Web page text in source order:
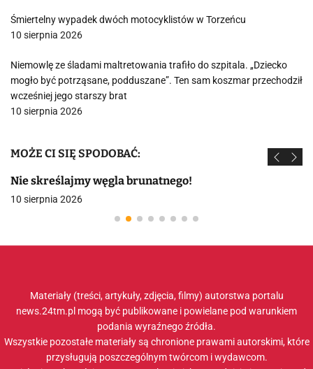
Śmiertelny wypadek dwóch motocyklistów w Torzeńcu
10 sierpnia 2026
Niemowlę ze śladami maltretowania trafiło do szpitala. „Dziecko
mogło być potrząsane, podduszane”. Ten sam koszmar przechodził
wcześniej jego starszy brat
10 sierpnia 2026
MOŻE CI SIĘ SPODOBAĆ:
Nie skreślajmy węgla brunatnego!
10 sierpnia 2026
Materiały (treści, artykuły, zdjęcia, filmy) autorstwa portalu
news.24tm.pl mogą być publikowane i powielane pod warunkiem
podania wyraźnego źródła.
Wszystkie pozostałe materiały są chronione prawami autorskimi, które
przysługują poszczególnym twórcom i wydawcom.